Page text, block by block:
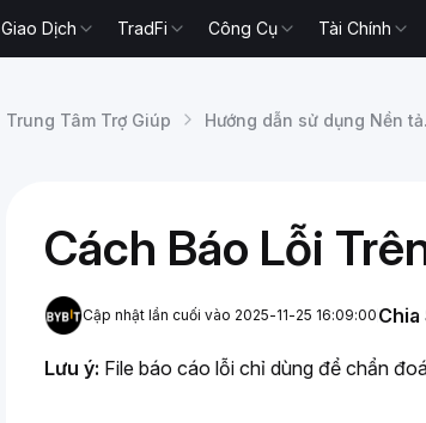
Giao Dịch TradFi Công Cụ Tài Chính
Trung Tâm Trợ Giúp
Cách Báo Lỗi
Cập nhật lần cuối vào 2025-11-25 16:09:00 Chia
Lưu ý: File báo cáo lỗi chỉ dùng để chẩn